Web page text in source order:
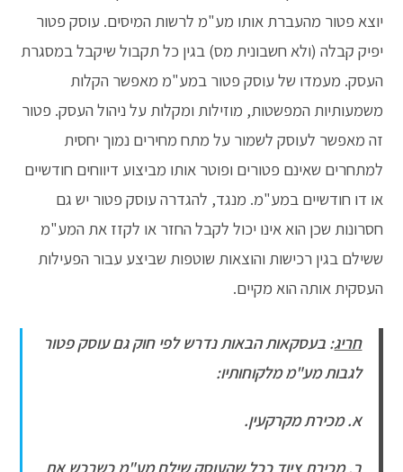
יוצא פטור מהעברת אותו מע"מ לרשות המיסים. עוסק פטור
יפיק קבלה (ולא חשבונית מס) בגין כל תקבול שיקבל במסגרת
העסק. מעמדו של עוסק פטור במע"מ מאפשר הקלות
משמעותיות המפשטות, מוזילות ומקלות על ניהול העסק. פטור
זה מאפשר לעוסק לשמור על מתח מחירים נמוך יחסית
למתחרים שאינם פטורים ופוטר אותו מביצוע דיווחים חודשיים
או דו חודשיים במע"מ. מנגד, להגדרה עוסק פטור יש גם
חסרונות שכן הוא אינו יכול לקבל החזר או לקזז את המע"מ
ששילם בגין רכישות והוצאות שוטפות שביצע עבור הפעילות
העסקית אותה הוא מקיים.
חריג: בעסקאות הבאות נדרש לפי חוק גם עוסק פטור
לגבות מע"מ מלקוחותיו:
א. מכירת מקרקעין.
ב. מכירת ציוד ככל שהעוסק שילם מע"מ כשרכש את